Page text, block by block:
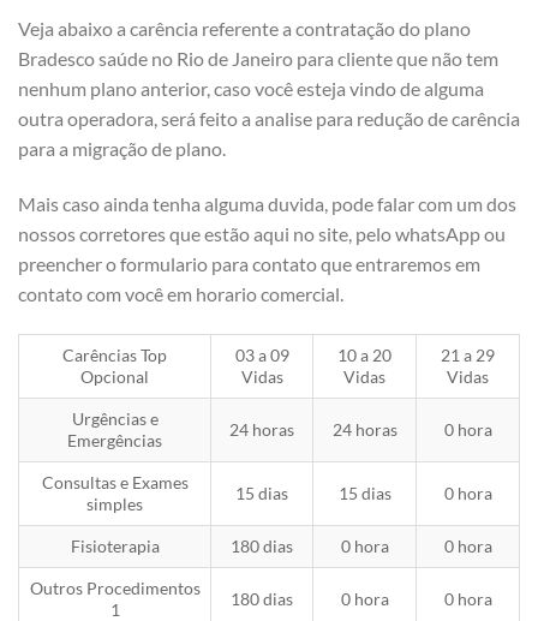
Veja abaixo a carência referente a contratação do plano
Bradesco saúde no Rio de Janeiro para cliente que não tem
nenhum plano anterior, caso você esteja vindo de alguma
outra operadora, será feito a analise para redução de carência
para a migração de plano.
Mais caso ainda tenha alguma duvida, pode falar com um dos
nossos corretores que estão aqui no site, pelo whatsApp ou
preencher o formulario para contato que entraremos em
contato com você em horario comercial.
Carências Top
Opcional
03 a 09
Vidas
10 a 20
Vidas
21 a 29
Vidas
Urgências e
Emergências
24 horas 24 horas 0 hora
Consultas e Exames
simples
15 dias 15 dias 0 hora
Fisioterapia 180 dias 0 hora 0 hora
Outros Procedimentos
1
180 dias 0 hora 0 hora